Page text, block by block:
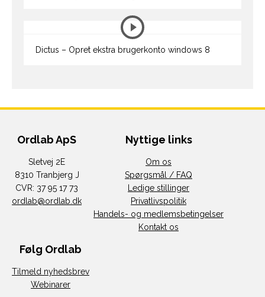
Dictus – Opret ekstra brugerkonto windows 8
Ordlab ApS
Sletvej 2E
8310 Tranbjerg J
CVR: 37 95 17 73
ordlab@ordlab.dk
Nyttige links
Om os
Spørgsmål / FAQ
Ledige stillinger
Privatlivspolitik
Handels- og medlemsbetingelser
Kontakt os
Følg Ordlab
Tilmeld nyhedsbrev
Webinarer